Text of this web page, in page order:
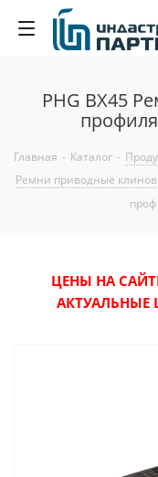
PHG BX45
Главная - Каталог -
Ремни приводные
ЦЕНЫ НА
АКТУАЛЬНЫЕ